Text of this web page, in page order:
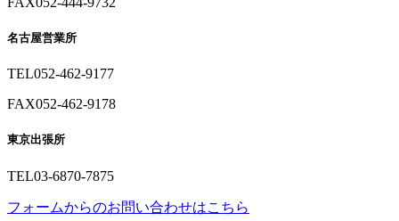
名古屋営業所
TEL052-462-9177
FAX052-462-9178
東京出張所
TEL03-6870-7875
フォームからのお問い合わせはこちら